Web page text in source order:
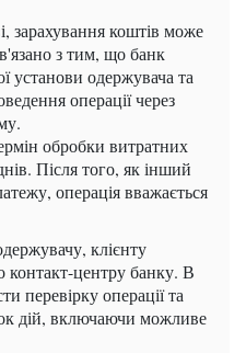
зарахування коштів може
з тим, що банк
установи одержувача та
операції через
обробки витратних
Після того, як інший
операція вважається
клієнту
контакт-центру банку. В
перевірку операції та
дій, включаючи можливе